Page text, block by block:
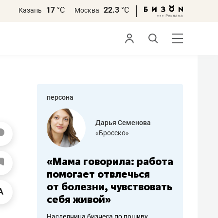
Казань 17 °С Москва 22.3 °С
персона
Дарья Семенова
«Бросско»
«Мама говорила: работа
помогает отвлечься
от болезни, чувствовать
себя живой»